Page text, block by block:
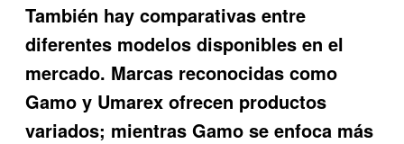
También hay comparativas entre
diferentes modelos disponibles en el
mercado. Marcas reconocidas como
Gamo y Umarex ofrecen productos
variados; mientras Gamo se enfoca más